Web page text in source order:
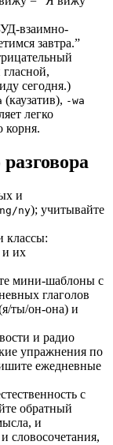
взаимно-
завтра.”
сегодня.)
(каузатив), -wa
легко
корня.
и
ny); учитывайте
классы:
и их
мини-шаблоны с
глаголов
ты/он-она) и
и радио
упражнения по
ежедневные
с
обратный
и
словосочетания,